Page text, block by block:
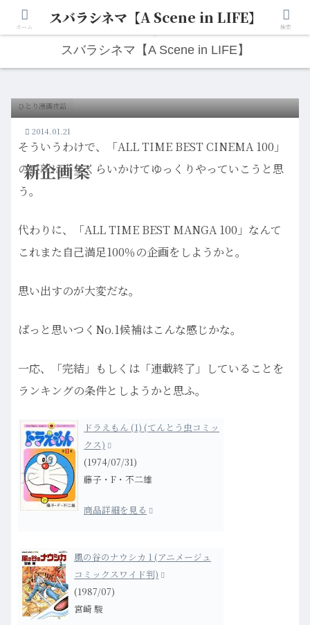
人生は“ひとりごと”から始まる。映画と写真と日々のこと。
スバラシネマ【A Scene in LIFE】
新企画案
ひとり漫画夜話
2014.01.21
そういうわけで、「ALL TIME BEST CINEMA 100」
の更新は半年くらいかけてゆっくりやっていこうと思
う。
代わりに、「ALL TIME BEST MANGA 100」なんて
これまた自己満足100％の企画をしようかと。
思い出すのが大変だな。
ぱっと思いつくNo.1候補はこんな感じかな。
一応、「完結」もしくは「連載終了」していることを
ランキングの条件としようかと思ふ。
ドラえもん (1) (てんとう虫コミッ
クス)
(1974/07/31)
藤子・F・不二雄
商品詳細を見る
風の谷のナウシカ 1 (アニメージュ
コミックスワイド判)
(1987/07)
宮崎 駿
ホーム スバラシネマ【A Scene in LIFE】 検索